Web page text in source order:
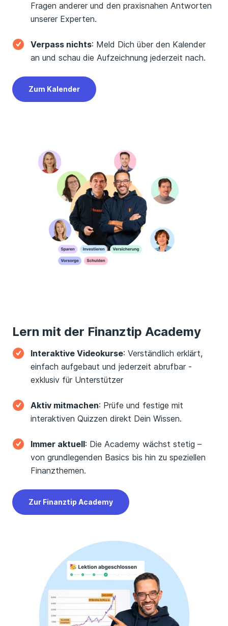
Fragen anderer und den praxisnahen Antworten
unserer Experten.
Verpass nichts: Meld Dich über den Kalender
an und schau die Aufzeichnung jederzeit nach.
Zum Kalender
Lern mit der Finanztip Academy
Interaktive Videokurse: Verständlich erklärt,
einfach aufgebaut und jederzeit abrufbar -
exklusiv für Unterstützer
Aktiv mitmachen: Prüfe und festige mit
interaktiven Quizzen direkt Dein Wissen.
Immer aktuell: Die Academy wächst stetig –
von grundlegenden Basics bis hin zu speziellen
Finanzthemen.
Zur Finanztip Academy